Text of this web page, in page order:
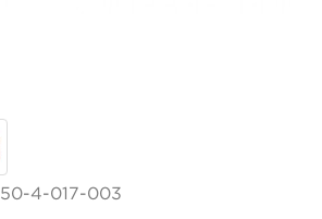
50-4-017-003